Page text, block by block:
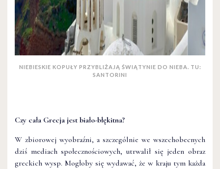
NIEBIESKIE KOPUŁY PRZYBLIŻAJĄ ŚWIĄTYNIE DO NIEBA. TU:
SANTORINI
Czy cała Grecja jest biało-błękitna?
W zbiorowej wyobraźni, a szczególnie we wszechobecnych
dziś mediach społecznościowych, utrwalił się jeden obraz
greckich wysp. Mogłoby się wydawać, że w kraju tym każda